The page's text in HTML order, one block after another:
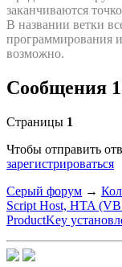
заканчиваются
В названии ветки
программирования
возможно.
Сообщения 1
Страницы 1
Чтобы отправить
зарегистрироваться
Серый форум →
Script Host, HTA
ProductKey